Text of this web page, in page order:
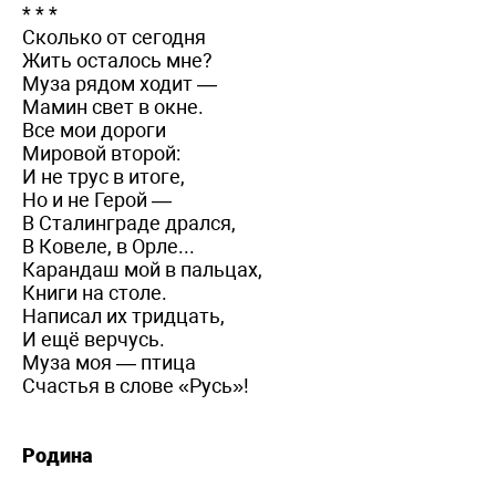
* * *
Сколько от сегодня
Жить осталось мне?
Муза рядом ходит —
Мамин свет в окне.
Все мои дороги
Мировой второй:
И не трус в итоге,
Но и не Герой —
В Сталинграде дрался,
В Ковеле, в Орле...
Карандаш мой в пальцах,
Книги на столе.
Написал их тридцать,
И ещё верчусь.
Муза моя — птица
Счастья в слове «Русь»!
Родина